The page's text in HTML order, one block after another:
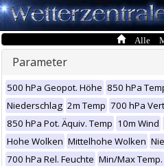
Alle
Parameter
500 hPa Geopot. Höhe 850 hPa
Niederschlag 2m Temp 700 hPa
850 hPa Pot. Äquiv. Temp 10m Wind
Hohe Wolken Mittelhohe Wolken
700 hPa Rel. Feuchte Min/Max Temp.